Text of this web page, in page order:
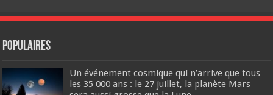
Populaires
Un événement cosmique qui n’arrive que tous
les 35 000 ans : le 27 juillet, la planète Mars